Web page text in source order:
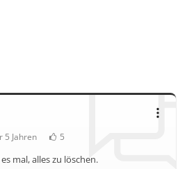
5 Jahren 5
mal, alles zu löschen.